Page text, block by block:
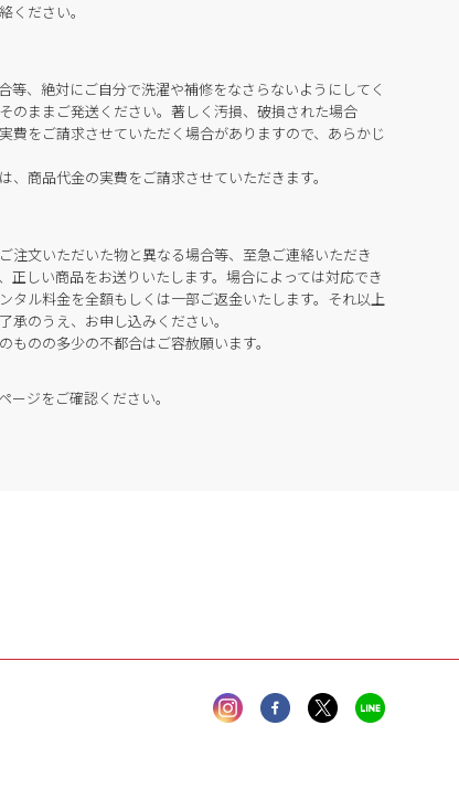
ださい。
等、絶対にご自分で洗濯や補修をなさらないようにしてく
のままご発送ください。著しく汚損、破損された場合
費をご請求させていただく場合がありますので、あらかじ
商品代金の実費をご請求させていただきます。
注文いただいた物と異なる場合等、至急ご連絡いただき
正しい商品をお送りいたします。場合によっては対応でき
タル料金を全額もしくは一部ご返金いたします。それ以上
承のうえ、お申し込みください。
のの多少の不都合はご容赦願います。
ジをご確認ください。